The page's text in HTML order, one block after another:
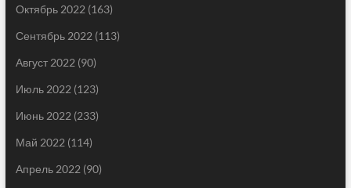
Октябрь 2022 (163)
Сентябрь 2022 (113)
Август 2022 (90)
Июль 2022 (123)
Июнь 2022 (233)
Май 2022 (114)
Апрель 2022 (90)